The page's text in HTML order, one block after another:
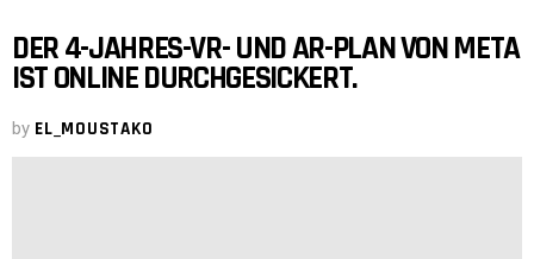
DER 4-JAHRES-VR- UND AR-PLAN VON META
IST ONLINE DURCHGESICKERT.
by EL_MOUSTAKO